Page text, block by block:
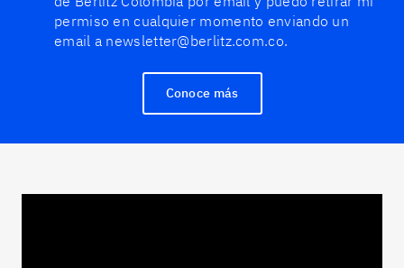
permiso en cualquier momento enviando un
email a newsletter@berlitz.com.co.
Conoce más